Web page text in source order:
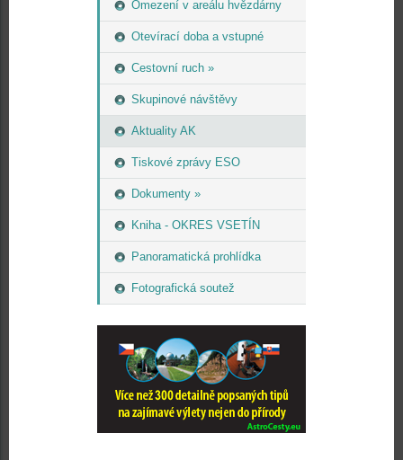
Omezení v areálu hvězdárny
Otevírací doba a vstupné
Cestovní ruch »
Skupinové návštěvy
Aktuality AK
Tiskové zprávy ESO
Dokumenty »
Kniha - OKRES VSETÍN
Panoramatická prohlídka
Fotografická soutež